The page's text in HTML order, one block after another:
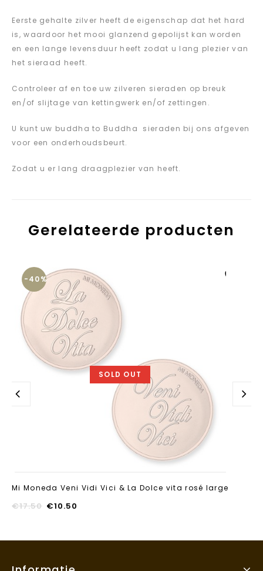
Eerste gehalte zilver heeft de eigenschap dat het hard
is, waardoor het mooi glanzend gepolijst kan worden
en een lange levensduur heeft zodat u lang plezier van
het sieraad heeft.
Controleer af en toe uw zilveren sieraden op breuk
en/of slijtage van kettingwerk en/of zettingen.
U kunt uw buddha to Buddha sieraden bij ons afgeven
voor een onderhoudsbeurt.
Zodat u er lang draagplezier van heeft.
Gerelateerde producten
SOLD OUT
-40%
Mi Moneda Veni Vidi Vici & La Dolce vita rosé large
€17.50 €10.50